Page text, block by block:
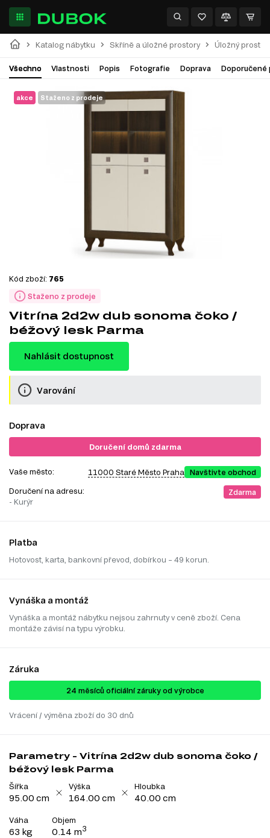
Katalog nábytku Skříně a úložné prostory Úložný prostor
Všechno Vlastnosti Popis Fotografie Doprava Doporučené
akce Staženo z prodeje
Staženo z prodeje
Kód zboží: 765
Vitrína 2d2w dub sonoma čoko /
béžový lesk Parma
Nahlásit dostupnost
Varování
Doprava
Doručení domů zdarma
Vaše město: 11000 Staré Město Praha Navštivte obchod
Doručení na adresu:
- Kurýr
Zdarma
Platba
Hotovost, karta, bankovní převod, dobírkou – 49 korun.
Vynáška a montáž
Vynáška a montáž nábytku nejsou zahrnuty v ceně zboží. Cena
montáže závisí na typu výrobku.
Záruka
24 ​​​​měsíců oficiální záruky od výrobce
Vrácení / výměna zboží do 30 dnů
Parametry - Vitrína 2d2w dub sonoma čoko /
béžový lesk Parma
Šířka
95.00 cm
Výška
164.00 cm
Hloubka
40.00 cm
Váha
63 kg
Objem
0.14 m3